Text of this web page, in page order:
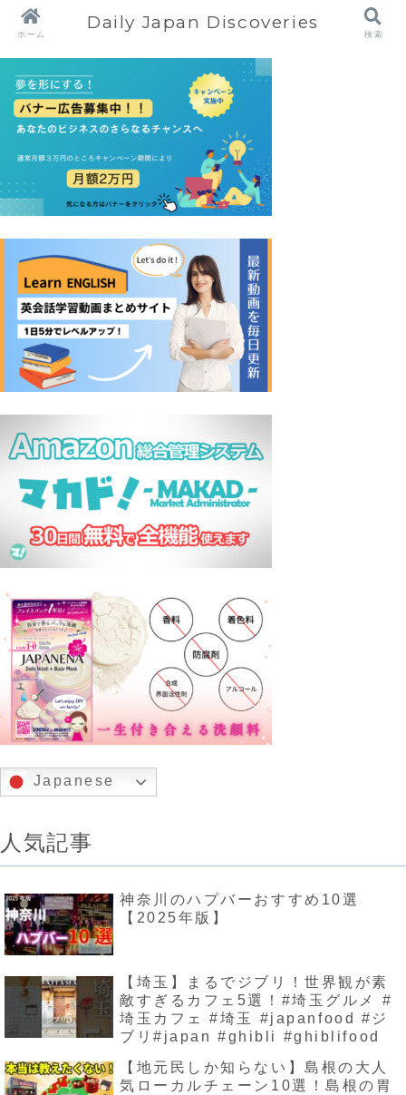
Japanese
人気記事
神奈川のハプバーおすすめ10選
【2025年版】
【埼玉】まるでジブリ！世界観が素
敵すぎるカフェ5選！#埼玉グルメ #
埼玉カフェ #埼玉 #japanfood #ジ
ブリ#japan #ghibli #ghiblifood
【地元民しか知らない】島根の大人
気ローカルチェーン10選！島根の胃
ホーム
Daily Japan Discoveries
検索